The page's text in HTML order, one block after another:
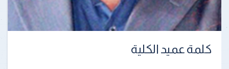
كلمة عميد الكلية